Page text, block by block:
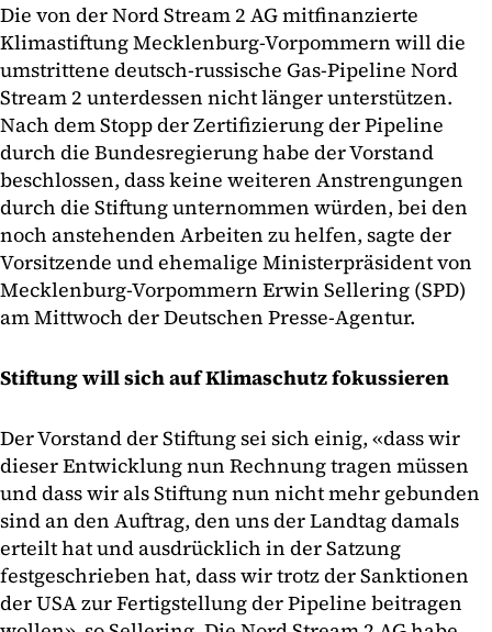
Die von der Nord Stream 2 AG mitfinanzierte
Klimastiftung Mecklenburg-Vorpommern will die
umstrittene deutsch-russische Gas-Pipeline Nord
Stream 2 unterdessen nicht länger unterstützen.
Nach dem Stopp der Zertifizierung der Pipeline
durch die Bundesregierung habe der Vorstand
beschlossen, dass keine weiteren Anstrengungen
durch die Stiftung unternommen würden, bei den
noch anstehenden Arbeiten zu helfen, sagte der
Vorsitzende und ehemalige Ministerpräsident von
Mecklenburg-Vorpommern Erwin Sellering (SPD)
am Mittwoch der Deutschen Presse-Agentur.
Stiftung will sich auf Klimaschutz fokussieren
Der Vorstand der Stiftung sei sich einig, «dass wir
dieser Entwicklung nun Rechnung tragen müssen
und dass wir als Stiftung nun nicht mehr gebunden
sind an den Auftrag, den uns der Landtag damals
erteilt hat und ausdrücklich in der Satzung
festgeschrieben hat, dass wir trotz der Sanktionen
der USA zur Fertigstellung der Pipeline beitragen